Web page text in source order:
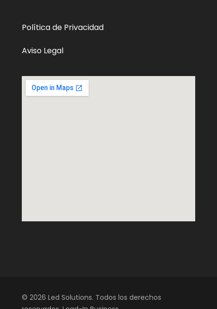
Política de Privacidad
Aviso Legal
© 2026 Led Solutions. Todos los derechos